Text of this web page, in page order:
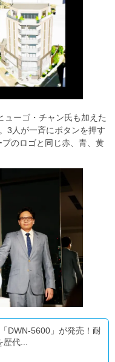
ューゴ・チャン氏も加えた
3人が一斉にボタンを押す
のロゴと同じ赤、青、黄
DWN-5600」が発売！耐
代...